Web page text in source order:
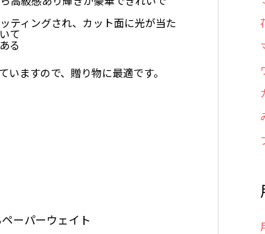
ティングされ、カット面に光が当た
て
る
いますので、贈り物に最適です。
ーパーウェイト